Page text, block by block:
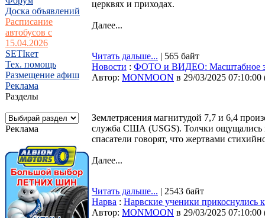
Доска объявлений
Расписание
автобусов с
15.04.2026
SETIкет
Тех. помощь
Размещение афиш
Реклама
Разделы
Реклама
церквях и приходах.
Далее...
Читать дальше... | 565 байт
Новости : ФОТО и ВИДЕО: Масштабное
Автор: MONMOON в 29/03/2025 07:10:00
Землетрясения магнитудой 7,7 и 6,4
служба США (USGS). Толчки ощущались
спасатели говорят, что жертвами
Далее...
Читать дальше... | 2543 байт
Нарва : Нарвские ученики прикоснулись
Автор: MONMOON в 29/03/2025 07:10:00